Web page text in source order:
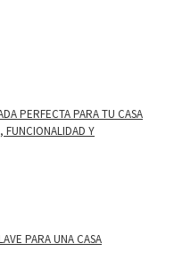
PERFECTA PARA TU CASA
FUNCIONALIDAD Y
PARA UNA CASA